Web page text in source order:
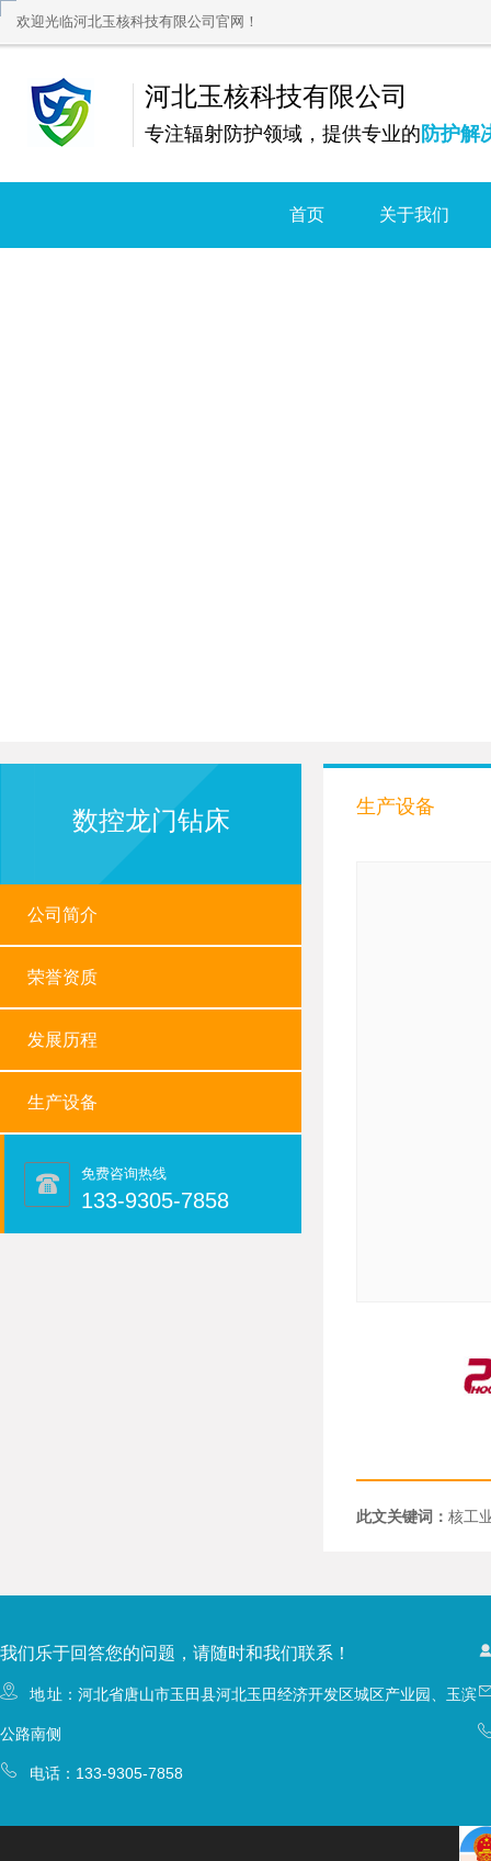
欢迎光临河北玉核科技有限公司官网！
河北玉核科技有限公司
专注辐射防护领域，提供专业的 防护解
首页 关于我们
数控龙门钻床
公司简介
荣誉资质
发展历程
生产设备
免费咨询热线
133-9305-7858
生产设备
此文关键词： 核工
我们乐于回答您的问题，请随时和我们联系！
地 址：河北省唐山市玉田县河北玉田经济开发区城区产业园、玉滨
公路南侧
电话： 133-9305-7858